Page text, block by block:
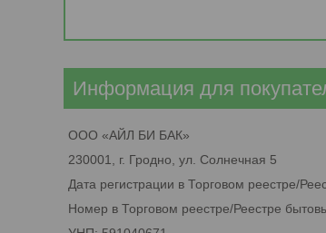
Информация для
ООО «АЙЛ БИ БАК»
230001, г. Гродно, ул. Солнечная 5
Дата регистрации в Торговом реестре/
Номер в Торговом реестре/Реестре